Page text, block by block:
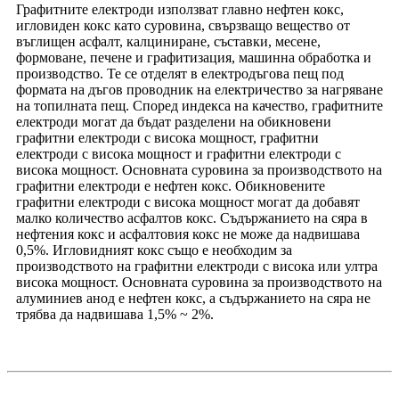
Графитните електроди използват главно нефтен кокс,
игловиден кокс като суровина, свързващо вещество от
въглищен асфалт, калциниране, съставки, месене,
формоване, печене и графитизация, машинна обработка и
производство. Те се отделят в електродъгова пещ под
формата на дъгов проводник на електричество за нагряване
на топилната пещ. Според индекса на качество, графитните
електроди могат да бъдат разделени на обикновени
графитни електроди с висока мощност, графитни
електроди с висока мощност и графитни електроди с
висока мощност. Основната суровина за производството на
графитни електроди е нефтен кокс. Обикновените
графитни електроди с висока мощност могат да добавят
малко количество асфалтов кокс. Съдържанието на сяра в
нефтения кокс и асфалтовия кокс не може да надвишава
0,5%. Игловидният кокс също е необходим за
производството на графитни електроди с висока или ултра
висока мощност. Основната суровина за производството на
алуминиев анод е нефтен кокс, а съдържанието на сяра не
трябва да надвишава 1,5% ~ 2%.